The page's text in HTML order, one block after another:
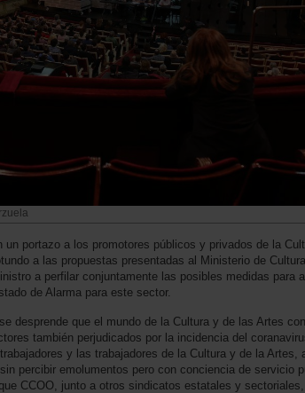
un portazo a los promotores públicos y privados de la
a las propuestas presentadas al Ministerio de
a perfilar conjuntamente las posibles medidas para
de Alarma para este sector.
desprende que el mundo de la Cultura y de las Artes
también perjudicados por la incidencia del
y las trabajadores de la Cultura y de la Artes,
percibir emolumentos pero con conciencia de servicio
CCOO, junto a otros sindicatos estatales y